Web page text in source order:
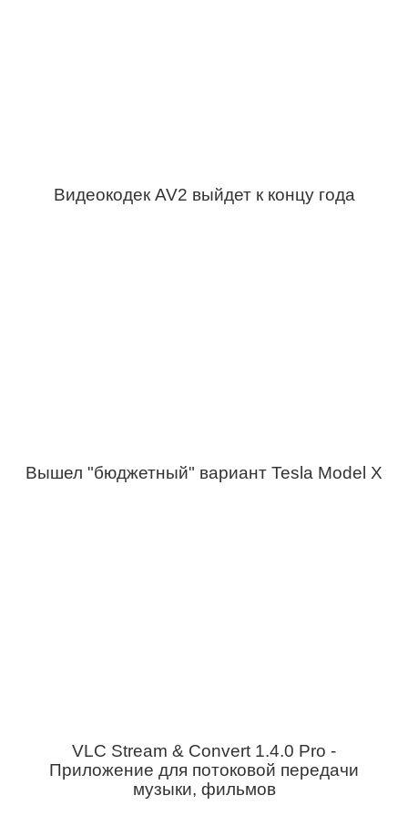
Видеокодек AV2 выйдет к концу года
Вышел "бюджетный" вариант Tesla Model X
VLC Stream & Convert 1.4.0 Pro -
Приложение для потоковой передачи
музыки, фильмов